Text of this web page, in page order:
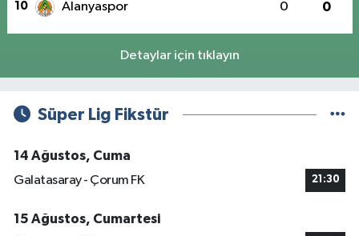
10 Alanyaspor 0 0
Detaylar için tıklayın
Süper Lig Fikstür
14 Ağustos, Cuma
Galatasaray - Çorum FK
21:30
15 Ağustos, Cumartesi